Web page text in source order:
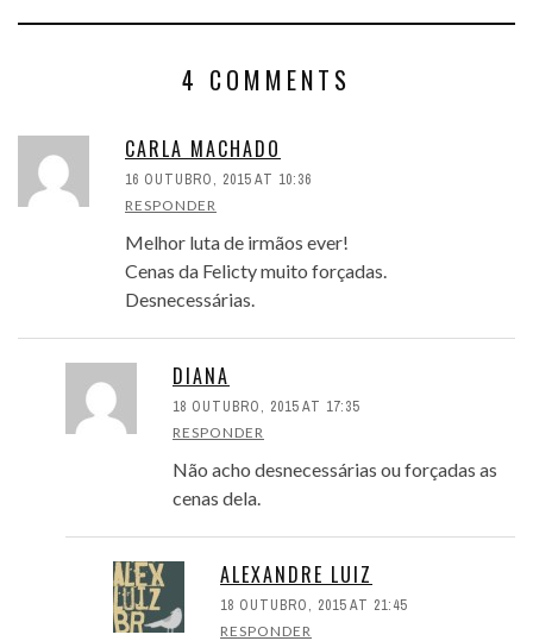
4 COMMENTS
CARLA MACHADO
16 OUTUBRO, 2015 AT 10:36
RESPONDER
Melhor luta de irmãos ever!
Cenas da Felicty muito forçadas.
Desnecessárias.
DIANA
18 OUTUBRO, 2015 AT 17:35
RESPONDER
Não acho desnecessárias ou forçadas as
cenas dela.
ALEXANDRE LUIZ
18 OUTUBRO, 2015 AT 21:45
RESPONDER